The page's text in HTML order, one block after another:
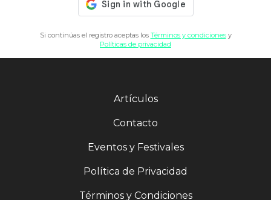
Si continúas el registro aceptas los Términos y condicionesy
Políticas de privacidad
Artículos
Contacto
Eventos y Festivales
Política de Privacidad
Términos y Condiciones